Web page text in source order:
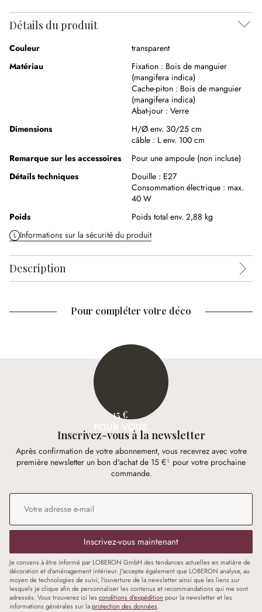
Détails du produit
Couleur
transparent
Matériau
Fixation : Bois de manguier
(mangifera indica)
Cache-piton : Bois de manguier
(mangifera indica)
Abat-jour : Verre
Dimensions
H/Ø env. 30/25 cm
câble : L env. 100 cm
Remarque sur les accessoires
Pour une ampoule (non incluse)
Détails techniques
Douille : E27
Consommation électrique : max.
40 W
Poids
Poids total env. 2,88 kg
Informations sur la sécurité du produit
Description
Pour compléter votre déco
15 €
POUR VOUS
Inscrivez-vous à la newsletter
Après confirmation de votre abonnement, vous recevrez avec votre
première newsletter un bon d'achat de 15 €¹ pour votre prochaine
commande.
Adresse e-mail
Inscrivez-vous maintenant
Je consens à être informé par LOBERON GmbH des tendances actuelles en matière de
décoration et d'aménagement intérieur. J'accepte également que LOBERON analyse, au
moyen de technologies de suivi, l'ouverture de la newsletter ainsi que les liens sur
lesquels je clique afin de personnaliser les contenus et recommandations qui me sont
adressés. Vous trouverez ici les conditions d'expédition pour la newsletter et les
informations générales sur laprotection des données.